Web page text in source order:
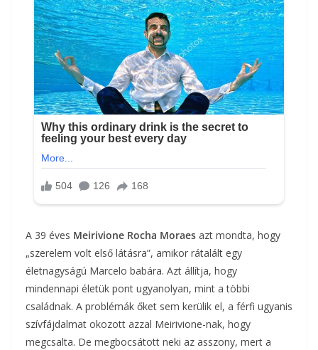
A 39 éves Meirivione Rocha Moraes azt mondta, hogy
„szerelem volt első látásra”, amikor rátalált egy
életnagyságú Marcelo babára. Azt állítja, hogy
mindennapi életük pont ugyanolyan, mint a többi
családnak. A problémák őket sem kerülik el, a férfi ugyanis
szívfájdalmat okozott azzal Meirivione-nak, hogy
megcsalta. De megbocsátott neki az asszony, mert a